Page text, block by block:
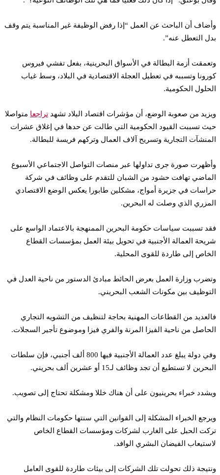
وأضاف أن الباحث عن العمل “إذا رفض الوظيفة غير المناسبة يتم وقف
بدل التعطل عنه”.
وتعمقت أزمة البطالة في الأسواق البحرينية، بفعل تفشي فيروس
كورونا وتسببه في تعطيل العجلة الاقتصادية في البلاد، وسط غياب
الحلول الحكومية.
ويزيد من صعوبة الوضع، أن مؤشرات اقتصاد البلاد تشهد تراجعامتواصلا
حيث تسببت القيود الحكومية التي طالت عن حدها في إغلاق عشرات
المنشآت التجارية وتسريح آلاف العمال وتركهم فريسة للبطالة.
وأظهرت صورة جرى تداولها عبر منصات التواصل الاجتماعي الأسبوع
الماضي تهافت حشود من الشبان للتقدم على وظائف في شركة
حراسات في جزيرة أمواج، مشكلين طابورا يعكس الوضع الاقتصادي
المزري الذي وصلت له البحرين.
فقد تسببت سياسات حكومة البحرين الممنهجة بالاعتماد الواسع على
شريحة العمالة الأجنبية في تحويل بيئة العمل بمؤسسات القطاع
الخاص إلى طاردة للقوى المحلية.
وتضرب وزارة العمل بعرض الحائط مبادئ الدستور من ناحية العدل في
التوظيف بين مكونات الشعب البحريني.
فالعديد من القطاعات المهنية بحاجة لتنظيف من التشويه التجاري
الحاصل من ناحية الفيزا المرنة والفري فيزا وموضوع تأجير السجلات.
وفي دولة يبلغ عدد العمالة الأجنبية فيها 800 ألف أجنبي، فإن سلطات
البحرين لا تستطيع أن تجد وظائف لـ15 أو عشرين ألف بحريني.
ويشدد خبراء بحرينيون على أن هناك خللا ومشكلة تحتاج إلى تصويب.
ويرجع الخبراء المشكلة إلى القوانين التي سنتها حكومات النظام والتي
تركت الحبل على الغارب لشركات ومؤسسات القطاع الخاص
لاستيعاب الفيضان البشري الوافد.
ونتيجة ذلك تحولت تلك الشركات إلى بيئات طاردة للقوى العامل